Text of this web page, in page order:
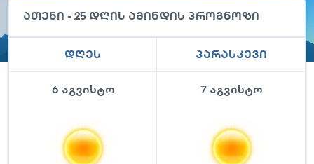
ათენი - 25 დღის ამინდის პროგნოზი
დღეს
6 აგვისტო
პარასკევი
7 აგვისტო